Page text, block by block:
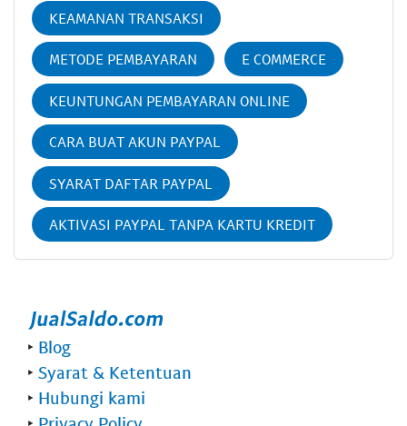
KEAMANAN TRANSAKSI
METODE PEMBAYARAN E COMMERCE
KEUNTUNGAN PEMBAYARAN ONLINE
CARA BUAT AKUN PAYPAL
SYARAT DAFTAR PAYPAL
AKTIVASI PAYPAL TANPA KARTU KREDIT
‣ Blog
‣ Syarat & Ketentuan
‣ Hubungi kami